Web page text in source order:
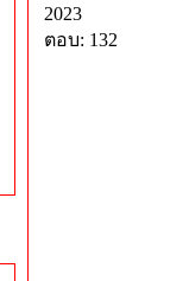
2023
ตอบ: 132